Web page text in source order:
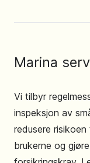
Marina
Vi tilbyr
inspeksjon av
redusere
brukerne og